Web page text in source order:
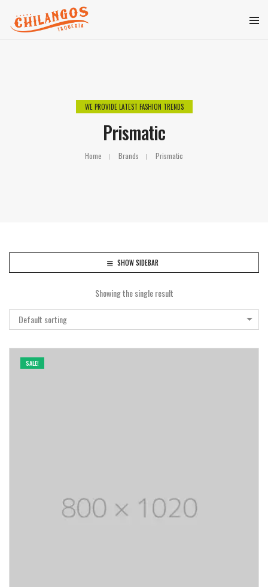
WE PROVIDE LATEST FASHION TRENDS
Prismatic
Home Brands Prismatic
SHOW SIDEBAR
Showing the single result
Default sorting
SALE!